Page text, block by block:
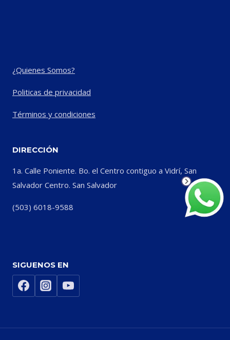
¿Quienes Somos?
Politicas de privacidad
Términos y condiciones
DIRECCIÓN
1a. Calle Poniente. Bo. el Centro contiguo a Vidrí, San
Salvador Centro. San Salvador
(503) 6018-9588
SIGUENOS EN